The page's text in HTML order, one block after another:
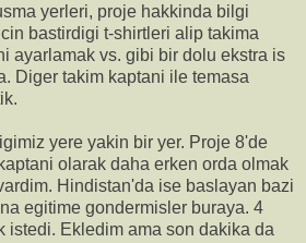
yerleri, proje hakkinda bilgi
bastirdigi t-shirtleri alip takima
ayarlamak vs. gibi bir dolu ekstra is
Diger takim kaptani ile temasa
yere yakin bir yer. Proje 8'de
olarak daha erken orda olmak
Hindistan'da ise baslayan bazi
egitime gondermisler buraya. 4
istedi. Ekledim ama son dakika da